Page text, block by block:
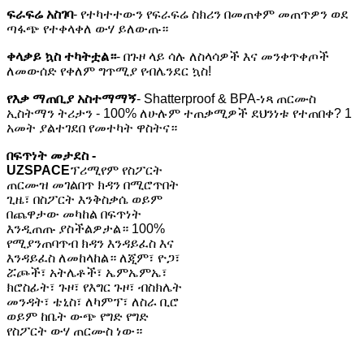
ፍራፍሬ አስገባ- የተካተተውን የፍራፍሬ ስክሪን በመጠቀም መጠጥዎን ወደ
ጣፋጭ የተቀላቀለ ውሃ ይለውጡ።
ቀላቃይ ኳስ ተካትቷል።- በጉዞ ላይ ሳሉ ለስላሳዎች እና መንቀጥቀጦች
ለመውሰድ የቀለም ግጥሚያ የብሌንደር ኳስ!
የእቃ ማጠቢያ አስተማማኝ- Shatterproof & BPA-ነጻ ጠርሙስ
ኢስትማን ትሪታን - 100% ለሁሉም ተጠቃሚዎች ደህንነቱ የተጠበቀ? 1
አመት ያልተገደበ የመተካት ዋስትና።
በፍጥነት መታደስ -
UZSPACEፕሪሚየም የስፖርት
ጠርሙዝ መገልበጥ ክዳን በሚሮጥበት
ጊዜ፣ በስፖርት እንቅስቃሴ ወይም
በጨዋታው መካከል በፍጥነት
እንዲጠጡ ያስችልዎታል። 100%
የሚያንጠባጥብ ክዳን እንዳይፈስ እና
እንዳይፈስ ለመከላከል። ለጂም፣ ዮጋ፣
ሯጮች፣ አትሌቶች፣ ኤምኤምኤ፣
ክሮስፊት፣ ጉዞ፣ የእግር ጉዞ፣ ብስክሌት
መንዳት፣ ቴኒስ፣ ለካምፕ፣ ለስራ ቢሮ
ወይም ከቤት ውጭ የግድ የግድ
የስፖርት ውሃ ጠርሙስ ነው።